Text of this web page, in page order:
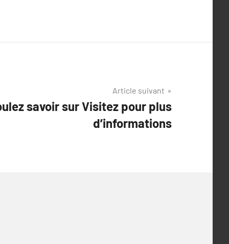
Article suivant
savoir sur Visitez pour plus
d’informations